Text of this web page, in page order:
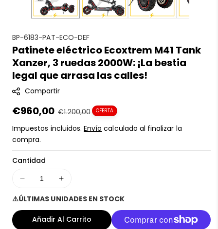
S
K
U
:
BP-6183-PAT-ECO-DEF
Patinete eléctrico Ecoxtrem M41 Tank
Xanzer, 3 ruedas 2000W: ¡La bestia
legal que arrasa las calles!
Compartir
Precio
en
oferta
€960,00 Precio
regular
€1.200,00 OFERTA
Impuestos incluidos.Envío calculado al finalizar la
compra.
Cantidad
Disminuir
cantidad
para
Patinete
eléctrico
Aumentar
para
Patinete
eléctrico
⚠️ÚLTIMAS UNIDADES EN STOCK
Añadir Al Carrito